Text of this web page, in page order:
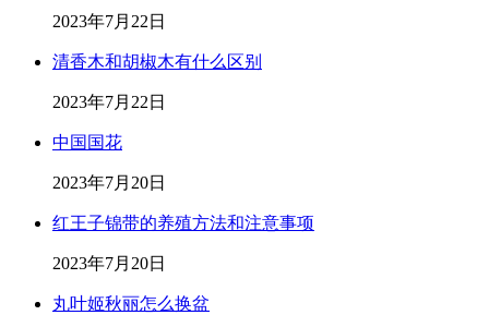
2023年7月22日
清香木和胡椒木有什么区别
2023年7月22日
中国国花
2023年7月20日
红王子锦带的养殖方法和注意事项
2023年7月20日
丸叶姬秋丽怎么换盆